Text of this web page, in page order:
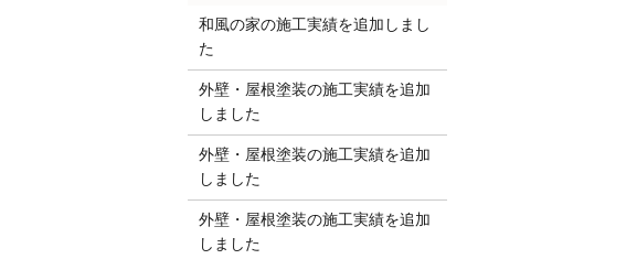
和風の家の施工実績を追加しまし
た
外壁・屋根塗装の施工実績を追加
しました
外壁・屋根塗装の施工実績を追加
しました
外壁・屋根塗装の施工実績を追加
しました